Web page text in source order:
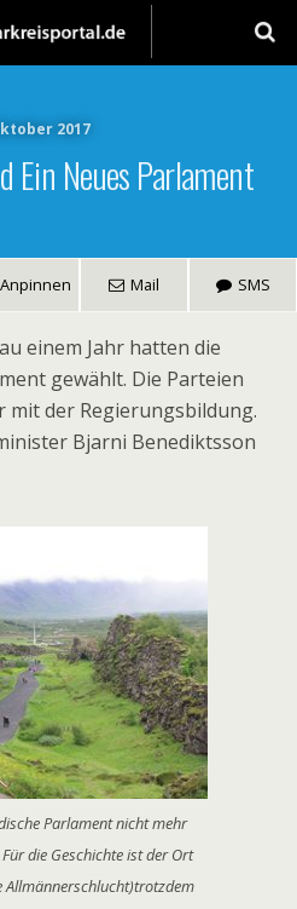
2017
Ein Neues Parlament
Anpinnen Mail SMS
einem Jahr hatten die
gewählt. Die Parteien
mit der Regierungsbildung.
Bjarni Benediktsson
Parlament nicht mehr
die Geschichte ist der Ort
Allmännerschlucht)trotzdem